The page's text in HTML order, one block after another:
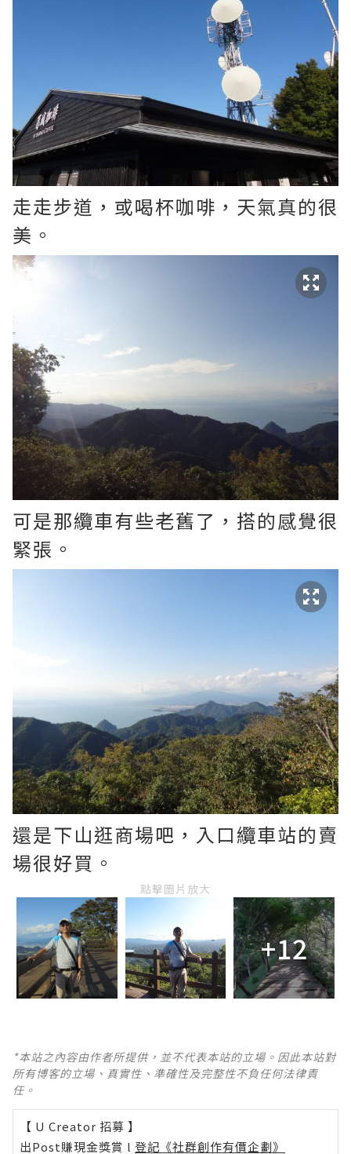
走走步道，或喝杯咖啡，天氣真的很
美。
可是那纜車有些老舊了，搭的感覺很
緊張。
還是下山逛商場吧，入口纜車站的賣
場很好買。
點擊圖片放大
+12
*本站之內容由作者所提供，並不代表本站的立場。因此本站對
所有博客的立場、真實性、準確性及完整性不負任何法律責
任。
【 U Creator 招募 】
出Post賺現金獎賞 l 登記《社群創作有價企劃》